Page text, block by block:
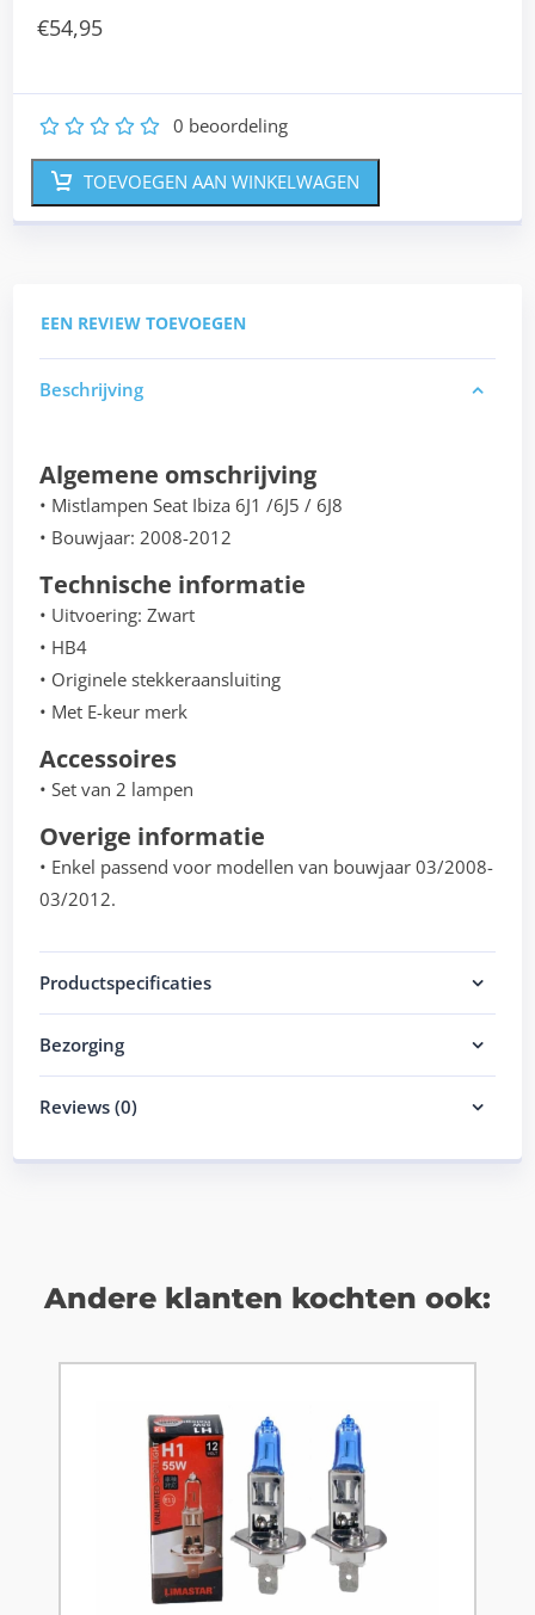
€54,95
5
4
3
2 0 beoordeling
TOEVOEGEN AAN WINKELWAGEN
EEN REVIEW TOEVOEGEN
Beschrijving
Algemene omschrijving
• Mistlampen Seat Ibiza 6J1 /6J5 / 6J8
• Bouwjaar: 2008-2012
Technische informatie
• Uitvoering: Zwart
• HB4
• Originele stekkeraansluiting
• Met E-keur merk
Accessoires
• Set van 2 lampen
Overige informatie
• Enkel passend voor modellen van bouwjaar 03/2008-
03/2012.
Productspecificaties
Bezorging
Reviews (0)
Andere klanten kochten ook: